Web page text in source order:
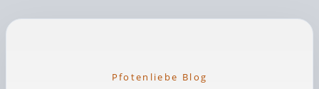
Pfotenliebe Blog